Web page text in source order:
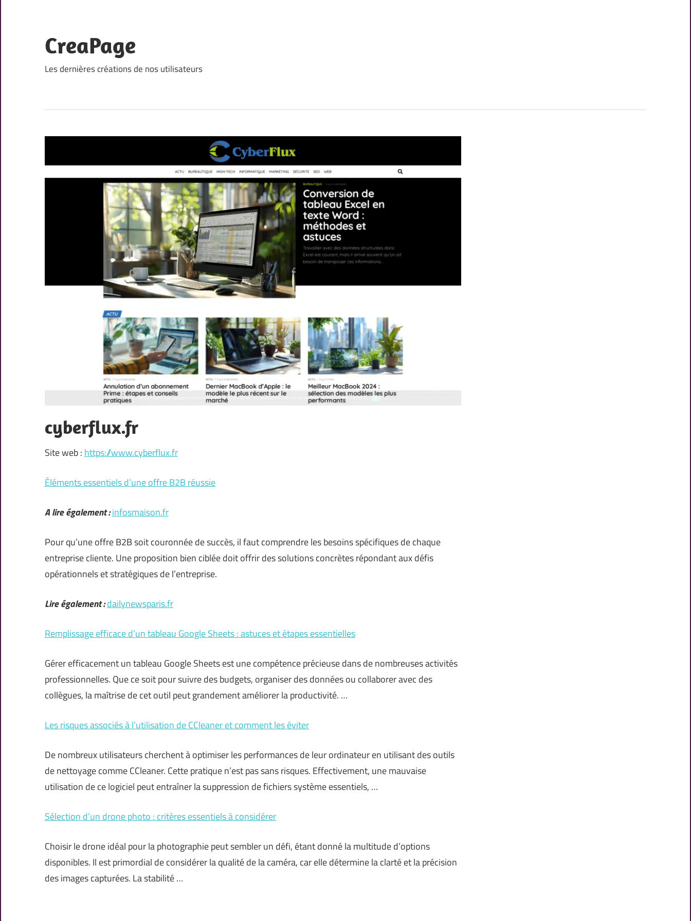
content
CreaPage
Les dernières créations de nos utilisateurs
cyberflux.fr
Site web : https://www.cyberflux.fr
Éléments essentiels d’une offre B2B réussie
A lire également :infosmaison.fr
Pour qu’une offre B2B soit couronnée de succès, il faut comprendre les besoins spécifiques de chaque
entreprise cliente. Une proposition bien ciblée doit offrir des solutions concrètes répondant aux défis
opérationnels et stratégiques de l’entreprise.
Lire également :dailynewsparis.fr
Remplissage efficace d’un tableau Google Sheets : astuces et étapes essentielles
Gérer efficacement un tableau Google Sheets est une compétence précieuse dans de nombreuses activités
professionnelles. Que ce soit pour suivre des budgets, organiser des données ou collaborer avec des
collègues, la maîtrise de cet outil peut grandement améliorer la productivité. …
Les risques associés à l’utilisation de CCleaner et comment les éviter
De nombreux utilisateurs cherchent à optimiser les performances de leur ordinateur en utilisant des outils
de nettoyage comme CCleaner. Cette pratique n’est pas sans risques. Effectivement, une mauvaise
utilisation de ce logiciel peut entraîner la suppression de fichiers système essentiels, …
Sélection d’un drone photo : critères essentiels à considérer
Choisir le drone idéal pour la photographie peut sembler un défi, étant donné la multitude d’options
disponibles. Il est primordial de considérer la qualité de la caméra, car elle détermine la clarté et la précision
des images capturées. La stabilité …